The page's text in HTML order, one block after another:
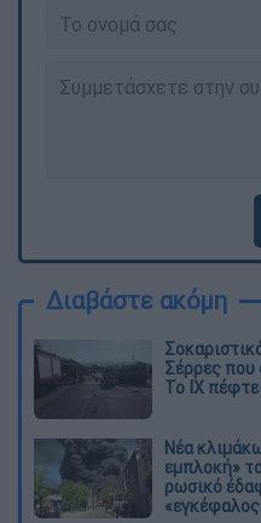
Διαβάστε ακόμη
Σέρρες που
Το ΙΧ
Νέα
εμπλοκή»
ρωσικό